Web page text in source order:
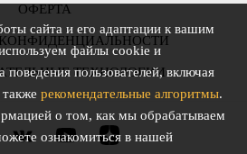
ОФЕРТА
ТЕХНОЛОГИИ
сайта и его адаптации к вашим
файлы cookie и
поведения пользователей, включая
рекомендательные алгоритмы.
о том, как мы обрабатываем
ознакомиться в нашей